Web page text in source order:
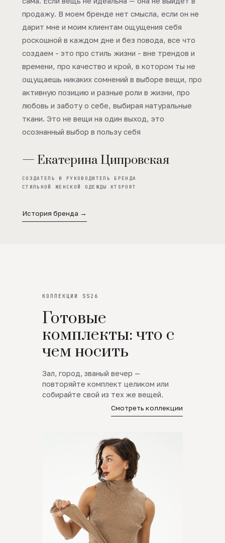
продажу. В моем бренде нет смысла, если он не
дарит мне и моим клиентам ощущения себя
роскошной в каждом дне и без повода, все что
создаем - это про стиль жизни - вне трендов и
времени, про качество и крой, в котором ты не
ощущаешь никаких сомнений в выборе вещи, про
активную позицию и разные роли в жизни, про
любовь и заботу о себе, выбирая натуральные
ткани. Это не вещи на один выход, это
осознанный выбор в пользу себя
— Екатерина Ципровская
СОЗДАТЕЛЬ И РУКОВОДИТЕЛЬ БРЕНДА
СТИЛЬНОЙ ЖЕНСКОЙ ОДЕЖДЫ KTSPORT
История бренда →
КОЛЛЕКЦИИ SS26
Готовые
комплекты: что с
чем носить
Зал, город, званый вечер —
повторяйте комплект целиком или
собирайте свой из тех же вещей.
Смотреть коллекции